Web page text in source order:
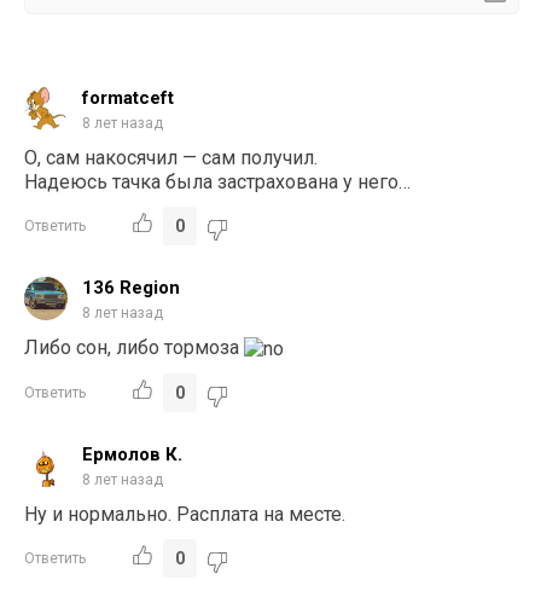
formatceft
8 лет назад
О, сам накосячил — сам получил.
Надеюсь тачка была застрахована у него…
Ответить 0
136 Region
8 лет назад
Либо сон, либо тормоза
Ответить 0
Ермолов К.
8 лет назад
Ну и нормально. Расплата на месте.
Ответить 0